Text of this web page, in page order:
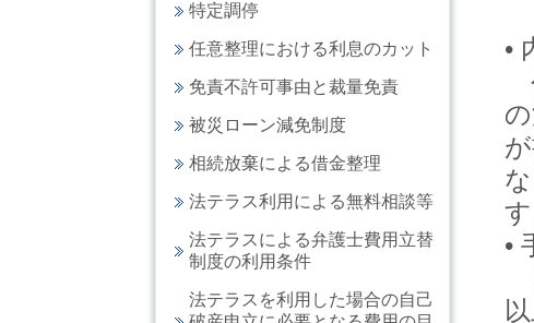
•
す
•
特定調停
任意整理における利息のカット
免責不許可事由と裁量免責
被災ローン減免制度
相続放棄による借金整理
法テラス利用による無料相談等
法テラスによる弁護士費用立替
制度の利用条件
法テラスを利用した場合の自己